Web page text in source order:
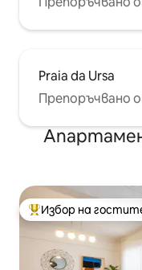
сърф/
Съветвам те да
Praia da Ursa
Препоръчвано
Най-популярен
Избор на